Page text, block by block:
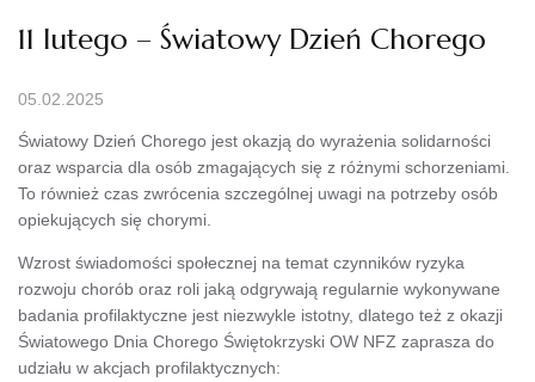
11 lutego – Światowy Dzień Chorego
05.02.2025
Światowy Dzień Chorego jest okazją do wyrażenia solidarności
oraz wsparcia dla osób zmagających się z różnymi schorzeniami.
To również czas zwrócenia szczególnej uwagi na potrzeby osób
opiekujących się chorymi.
Wzrost świadomości społecznej na temat czynników ryzyka
rozwoju chorób oraz roli jaką odgrywają regularnie wykonywane
badania profilaktyczne jest niezwykle istotny, dlatego też z okazji
Światowego Dnia Chorego Świętokrzyski OW NFZ zaprasza do
udziału w akcjach profilaktycznych: